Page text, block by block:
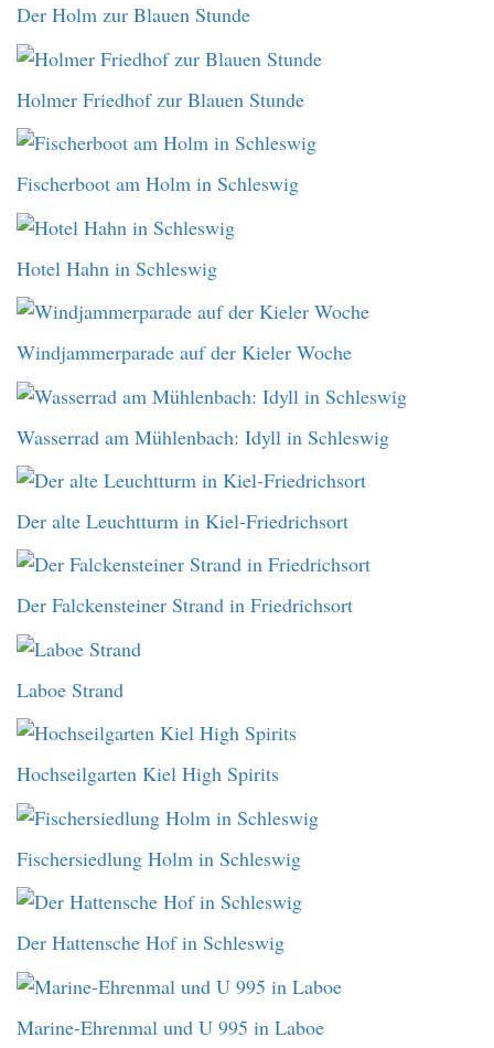
Der Holm zur Blauen Stunde
Holmer Friedhof zur Blauen Stunde
Fischerboot am Holm in Schleswig
Hotel Hahn in Schleswig
Windjammerparade auf der Kieler Woche
Wasserrad am Mühlenbach: Idyll in Schleswig
Der alte Leuchtturm in Kiel-Friedrichsort
Der Falckensteiner Strand in Friedrichsort
Laboe Strand
Hochseilgarten Kiel High Spirits
Fischersiedlung Holm in Schleswig
Der Hattensche Hof in Schleswig
Marine-Ehrenmal und U 995 in Laboe